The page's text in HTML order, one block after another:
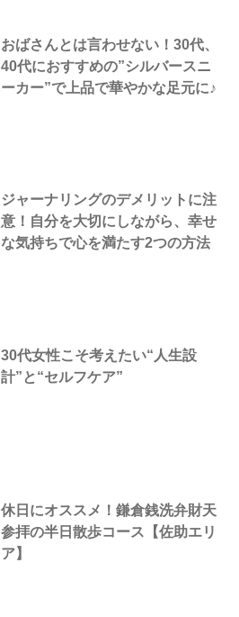
おばさんとは言わせない！30代、
40代におすすめの”シルバースニ
ーカー”で上品で華やかな足元に♪
ジャーナリングのデメリットに注
意！自分を大切にしながら、幸せ
な気持ちで心を満たす2つの方法
30代女性こそ考えたい“人生設
計”と“セルフケア”
休日にオススメ！鎌倉銭洗弁財天
参拝の半日散歩コース【佐助エリ
ア】